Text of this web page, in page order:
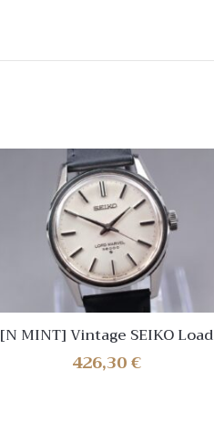
[N MINT] Vintage SEIKO Load
Marvel 36000 5740-8000 Hand
winding Mens watch Japan
426,30€